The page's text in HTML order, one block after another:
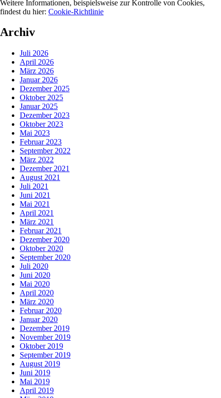
Weitere Informationen, beispielsweise zur Kontrolle von Cookies,
findest du hier: Cookie-Richtlinie
Archiv
Juli 2026
April 2026
März 2026
Januar 2026
Dezember 2025
Oktober 2025
Januar 2025
Dezember 2023
Oktober 2023
Mai 2023
Februar 2023
September 2022
März 2022
Dezember 2021
August 2021
Juli 2021
Juni 2021
Mai 2021
April 2021
März 2021
Februar 2021
Dezember 2020
Oktober 2020
September 2020
Juli 2020
Juni 2020
Mai 2020
April 2020
März 2020
Februar 2020
Januar 2020
Dezember 2019
November 2019
Oktober 2019
September 2019
August 2019
Juni 2019
Mai 2019
April 2019